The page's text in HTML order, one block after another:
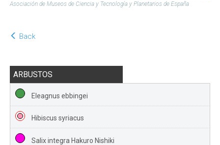
Asociación de Museos de Ciencia y Tecnología y Planetarios de España
Back
ARBUSTOS
Eleagnus ebbingei
Hibiscus syriacus
Salix integra Hakuro Nishiki